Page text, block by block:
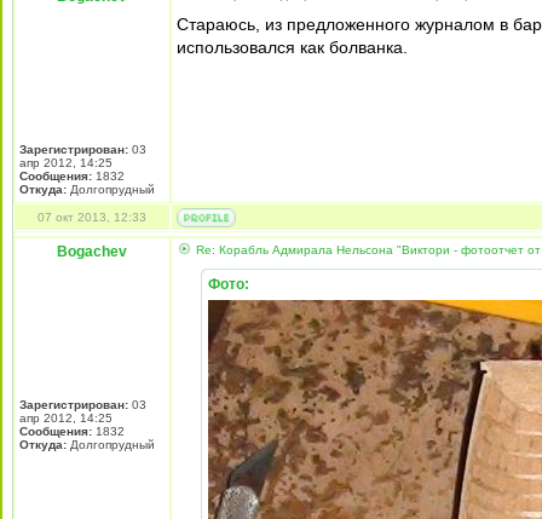
Зарегистрирован: 03
апр 2012, 14:25
Сообщения: 1832
Откуда: Долгопрудный
Стараюсь, из предложенного журналом в
использовался как болванка.
07 окт 2013, 12:33
Bogachev
Зарегистрирован: 03
апр 2012, 14:25
Сообщения: 1832
Откуда: Долгопрудный
Re: Корабль Адмирала Нельсона "Виктори - фотоотчет
Фото: